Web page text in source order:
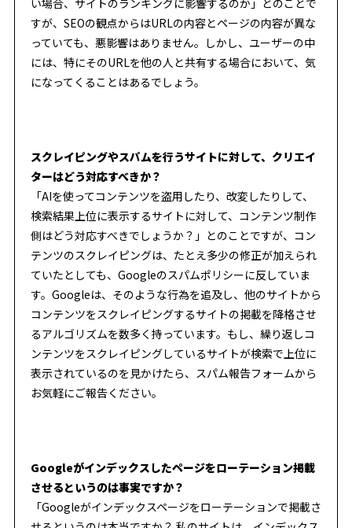
い場合、サイトのランキングに影響するのか」とのことで
すが、SEOの観点からはURLの内容とページの内容が異な
っていても、悪影響はありません。しかし、ユーザーの中
には、特にそのURLを他の人と共有する場合において、気
になってくることはあるでしょう。
スクレイピングやスパムを行うサイトに対して、クリエイ
ターはどう対応すべきか？
「AIを使ってコンテンツを盗用したり、改変したりして、
検索結果上位に表示するサイトに対して、コンテンツ制作
側はどう対応すべきでしょうか？」とのことですが、コン
テンツのスクレイピングは、たとえ多少の修正が加えられ
ていたとしても、Googleのスパムポリシーに反していま
す。Googleは、そのような行為を追及し、他のサイトから
コンテンツをスクレイピングするサイトの掲載を降格させ
るアルゴリズムを数多く持っています。もし、繰り返しコ
ンテンツをスクレイピングしているサイトが検索で上位に
表示されているのを見かけたら、スパム報告フォームから
お気軽にご報告ください。
Googleがインデックスしたページをローテーション掲載
させるというのは事実ですか？
「Googleがインデックスページをローテーションで掲載さ